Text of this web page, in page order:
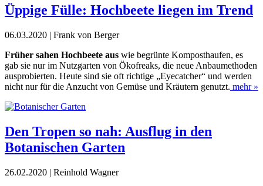
Üppige Fülle: Hochbeete liegen im Trend
06.03.2020 | Frank von Berger
Früher sahen Hochbeete aus wie begrünte Komposthaufen, es
gab sie nur im Nutzgarten von Ökofreaks, die neue Anbaumethoden
ausprobierten. Heute sind sie oft richtige „Eyecatcher“ und werden
nicht nur für die Anzucht von Gemüse und Kräutern genutzt. mehr »
Den Tropen so nah: Ausflug in den
Botanischen Garten
26.02.2020 | Reinhold Wagner